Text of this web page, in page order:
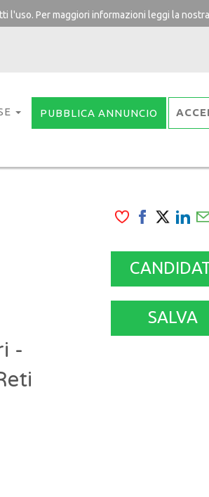
l'uso. Per maggiori informazioni leggi la nostra
PUBBLICA ANNUNCIO
-
SALVA